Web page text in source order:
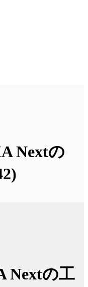
Nextの
Nextの工